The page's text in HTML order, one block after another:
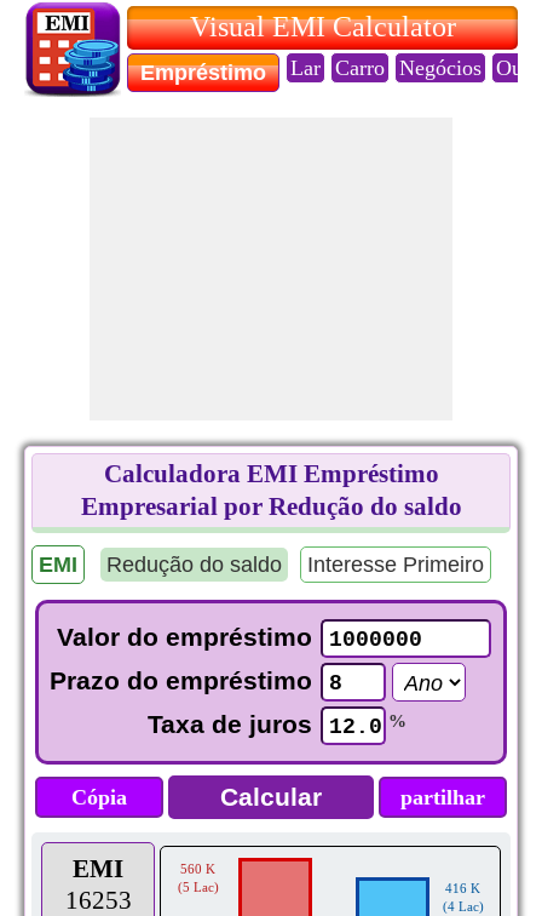
Visual EMI Calculator
Empréstimo Lar Carro Negócios Ouro
Calculadora EMI Empréstimo
Empresarial por Redução do saldo
EMI Redução do saldo Interesse Primeiro
Valor do empréstimo
Prazo do empréstimo
Taxa de juros
%
Cópia partilhar
EMI
16253
560 K
(5 Lac)
416 K
(4 Lac)